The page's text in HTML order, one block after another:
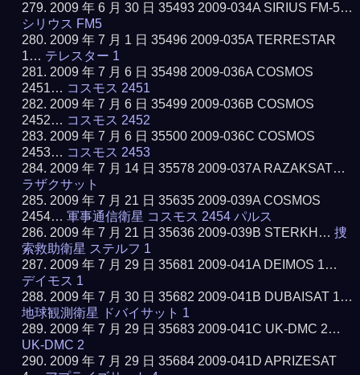
2009 年 6 月 30 日 35493 2009-034A SIRIUS FM-5…
シリウス FM5
2009 年 7 月 1 日 35496 2009-035A TERRESTAR
1… テレスター 1
2009 年 7 月 6 日 35498 2009-036A COSMOS
2451… コスモス 2451
2009 年 7 月 6 日 35499 2009-036B COSMOS
2452… コスモス 2452
2009 年 7 月 6 日 35500 2009-036C COSMOS
2453… コスモス 2453
2009 年 7 月 14 日 35578 2009-037A RAZAKSAT…
ラザクサット
2009 年 7 月 21 日 35635 2009-039A COSMOS
2454…軍事通信衛星 コスモス 2454 パルス
2009 年 7 月 21 日 35636 2009-039B STERKH…捜
索救助衛星 ステルフ 1
2009 年 7 月 29 日 35681 2009-041A DEIMOS 1…
デイモス 1
2009 年 7 月 30 日 35682 2009-041B DUBAISAT 1…
地球観測衛星 ドバイサット 1
2009 年 7 月 29 日 35683 2009-041C UK-DMC 2…
UK-DMC 2
2009 年 7 月 29 日 35684 2009-041D APRIZESAT